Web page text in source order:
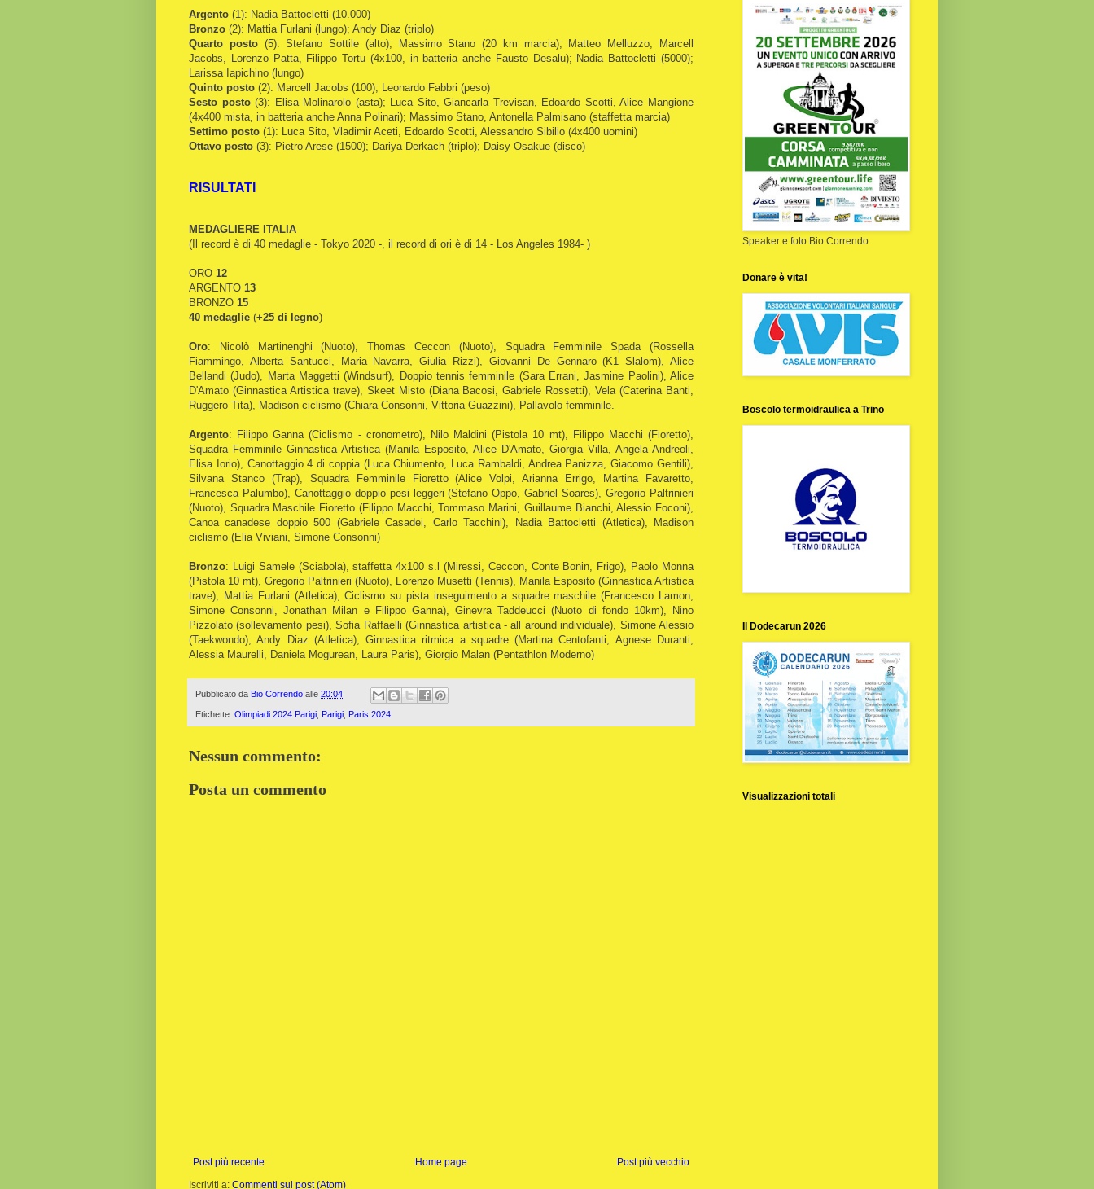
Argento (1): Nadia Battocletti (10.000)
Bronzo (2): Mattia Furlani (lungo); Andy Diaz (triplo)
Quarto posto(5): Stefano Sottile (alto); Massimo Stano (20 km marcia); Matteo Melluzzo, Marcell
Jacobs, Lorenzo Patta, Filippo Tortu (4x100, in batteria anche Fausto Desalu); Nadia Battocletti (5000);
Larissa Iapichino (lungo)
Quinto posto (2): Marcell Jacobs (100); Leonardo Fabbri (peso)
Sesto posto(3): Elisa Molinarolo (asta); Luca Sito, Giancarla Trevisan, Edoardo Scotti, Alice Mangione
(4x400 mista, in batteria anche Anna Polinari); Massimo Stano, Antonella Palmisano (staffetta marcia)
Settimo posto (1): Luca Sito, Vladimir Aceti, Edoardo Scotti, Alessandro Sibilio (4x400 uomini)
Ottavo posto (3): Pietro Arese (1500); Dariya Derkach (triplo); Daisy Osakue (disco)
RISULTATI
MEDAGLIERE ITALIA
(Il record è di 40 medaglie - Tokyo 2020 -, il record di ori è di 14 - Los Angeles 1984- )
ORO 12
ARGENTO 13
BRONZO 15
40 medaglie (+25 di legno)
Oro: Nicolò Martinenghi (Nuoto), Thomas Ceccon (Nuoto), Squadra Femminile Spada (Rossella
Fiammingo, Alberta Santucci, Maria Navarra, Giulia Rizzi), Giovanni De Gennaro (K1 Slalom), Alice
Bellandi (Judo), Marta Maggetti (Windsurf), Doppio tennis femminile (Sara Errani, Jasmine Paolini), Alice
D'Amato (Ginnastica Artistica trave), Skeet Misto (Diana Bacosi, Gabriele Rossetti), Vela (Caterina Banti,
Ruggero Tita), Madison ciclismo (Chiara Consonni, Vittoria Guazzini), Pallavolo femminile.
Argento: Filippo Ganna (Ciclismo - cronometro), Nilo Maldini (Pistola 10 mt), Filippo Macchi (Fioretto),
Squadra Femminile Ginnastica Artistica (Manila Esposito, Alice D'Amato, Giorgia Villa, Angela Andreoli,
Elisa Iorio), Canottaggio 4 di coppia (Luca Chiumento, Luca Rambaldi, Andrea Panizza, Giacomo Gentili),
Silvana Stanco (Trap), Squadra Femminile Fioretto (Alice Volpi, Arianna Errigo, Martina Favaretto,
Francesca Palumbo), Canottaggio doppio pesi leggeri (Stefano Oppo, Gabriel Soares), Gregorio Paltrinieri
(Nuoto), Squadra Maschile Fioretto (Filippo Macchi, Tommaso Marini, Guillaume Bianchi, Alessio Foconi),
Canoa canadese doppio 500 (Gabriele Casadei, Carlo Tacchini), Nadia Battocletti (Atletica), Madison
ciclismo (Elia Viviani, Simone Consonni)
Bronzo: Luigi Samele (Sciabola), staffetta 4x100 s.l (Miressi, Ceccon, Conte Bonin, Frigo), Paolo Monna
(Pistola 10 mt), Gregorio Paltrinieri (Nuoto), Lorenzo Musetti (Tennis), Manila Esposito (Ginnastica Artistica
trave), Mattia Furlani (Atletica), Ciclismo su pista inseguimento a squadre maschile (Francesco Lamon,
Simone Consonni, Jonathan Milan e Filippo Ganna), Ginevra Taddeucci (Nuoto di fondo 10km), Nino
Pizzolato (sollevamento pesi), Sofia Raffaelli (Ginnastica artistica - all around individuale), Simone Alessio
(Taekwondo), Andy Diaz (Atletica), Ginnastica ritmica a squadre (Martina Centofanti, Agnese Duranti,
Alessia Maurelli, Daniela Mogurean, Laura Paris), Giorgio Malan (Pentathlon Moderno)
Pubblicato da Bio Correndo alle 20:04
Etichette: Olimpiadi 2024 Parigi Parigi Paris 2024
Nessun commento:
Posta un commento
Post più recente Post più vecchio
Home page
Iscriviti a: Commenti sul post (Atom)
Speaker e foto Bio Correndo
Donare è vita!
Boscolo termoidraulica a Trino
Il Dodecarun 2026
Visualizzazioni totali